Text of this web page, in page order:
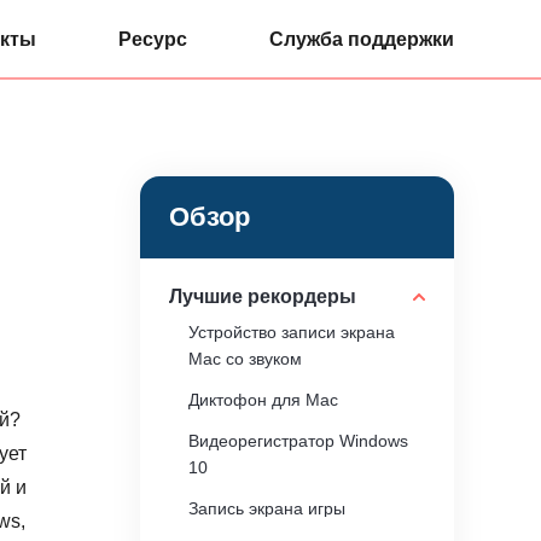
Ресурс Служба поддержки
Обзор
Лучшие рекордеры
Устройство записи экрана
Mac со звуком
Диктофон для Mac
Видеорегистратор Windows
10
Запись экрана игры
и